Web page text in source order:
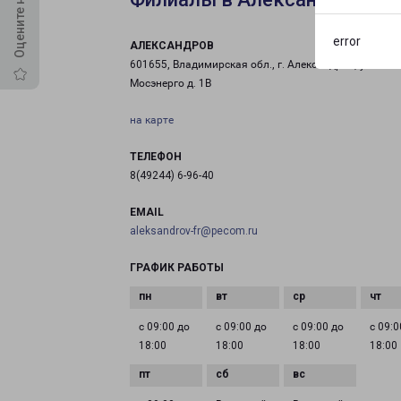
error
АЛЕКСАНДРОВ
601655, Владимирская обл., г. Александров, ул.
Мосэнерго д. 1В
на карте
ТЕЛЕФОН
8(49244) 6-96-40
EMAIL
aleksandrov-fr@pecom.ru
ГРАФИК РАБОТЫ
с 09:00 до
18:00
с 09:00 до
18:00
с 09:00 до
18:00
с
18:00